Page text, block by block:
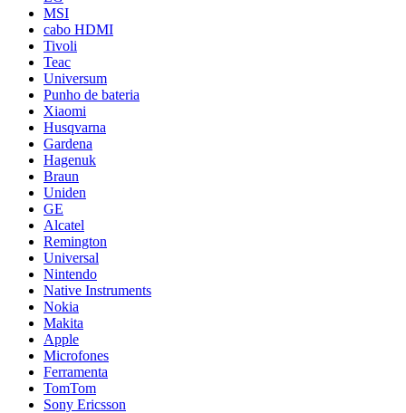
MSI
cabo HDMI
Tivoli
Teac
Universum
Punho de bateria
Xiaomi
Husqvarna
Gardena
Hagenuk
Braun
Uniden
GE
Alcatel
Remington
Universal
Nintendo
Native Instruments
Nokia
Makita
Apple
Microfones
Ferramenta
TomTom
Sony Ericsson